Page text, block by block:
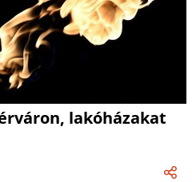
lakóházakat